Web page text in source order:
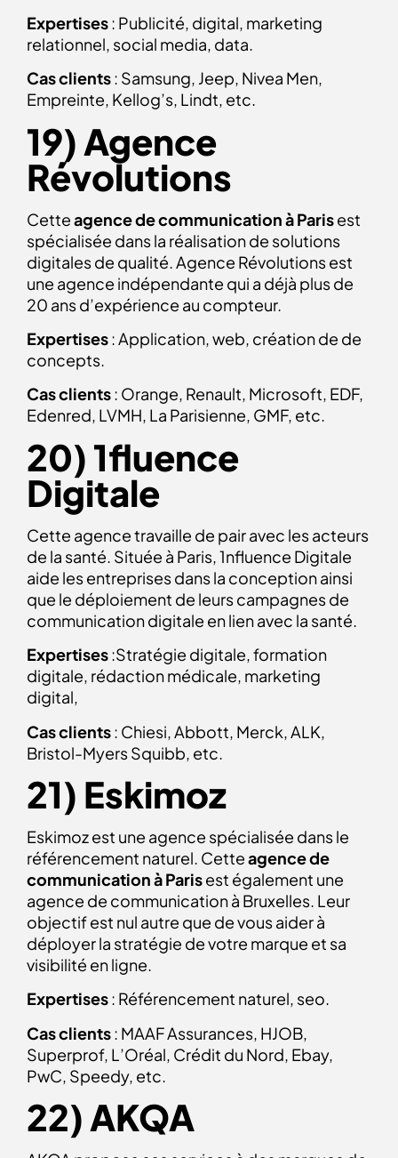
Expertises: Publicité, digital, marketing
relationnel, social media, data.
Cas clients: Samsung, Jeep, Nivea Men,
Empreinte, Kellog’s, Lindt, etc.
19) Agence
Révolutions
Cetteagence de communication à Parisest
spécialisée dans la réalisation de solutions
digitales de qualité. Agence Révolutions est
une agence indépendante qui a déjà plus de
20 ans d’expérience au compteur.
Expertises: Application, web, création de de
concepts.
Cas clients: Orange, Renault, Microsoft, EDF,
Edenred, LVMH, La Parisienne, GMF, etc.
20) 1fluence
Digitale
Cette agence travaille de pair avec les acteurs
de la santé. Située à Paris, 1nfluence Digitale
aide les entreprises dans la conception ainsi
que le déploiement de leurs campagnes de
communication digitale en lien avec la santé.
Expertises:Stratégie digitale, formation
digitale, rédaction médicale, marketing
digital,
Cas clients: Chiesi, Abbott, Merck, ALK,
Bristol-Myers Squibb, etc.
21) Eskimoz
Eskimoz est une agence spécialisée dans le
référencement naturel. Cetteagence de
communication à Parisest également une
agence de communication à Bruxelles. Leur
objectif est nul autre que de vous aider à
déployer la stratégie de votre marque et sa
visibilité en ligne.
Expertises: Référencement naturel, seo.
Cas clients: MAAF Assurances, HJOB,
Superprof, L’Oréal, Crédit du Nord, Ebay,
PwC, Speedy, etc.
22) AKQA